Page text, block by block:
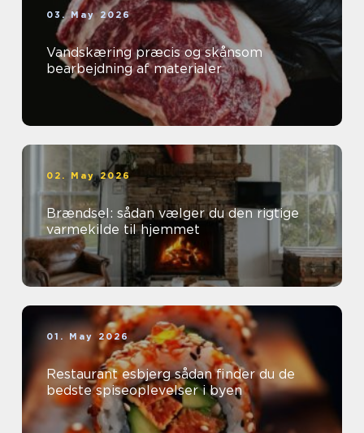
03. May 2026
Vandskæring præcis og skånsom
bearbejdning af materialer
02. May 2026
Brændsel: sådan vælger du den rigtige
varmekilde til hjemmet
01. May 2026
Restaurant esbjerg sådan finder du de
bedste spiseoplevelser i byen